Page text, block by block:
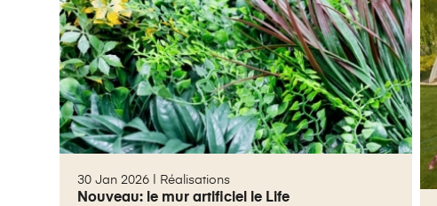
30 Jan 2026 | Réalisations
Nouveau: le mur artificiel le Life